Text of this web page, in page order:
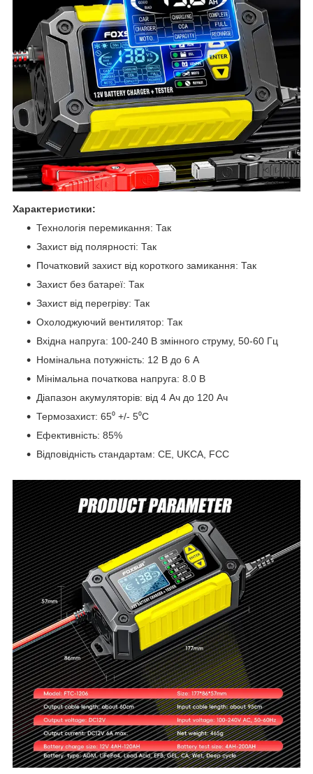
Характеристики:
Технологія перемикання: Так
Захист від полярності: Так
Початковий захист від короткого замикання: Так
Захист без батареї: Так
Захист від перегріву: Так
Охолоджуючий вентилятор: Так
Вхідна напруга: 100-240 В змінного струму, 50-60 Гц
Номінальна потужність: 12 В до 6 А
Мінімальна початкова напруга: 8.0 В
Діапазон акумуляторів: від 4 Ач до 120 Ач
Термозахист: 65⁰ +/- 5⁰C
Ефективність: 85%
Відповідність стандартам: CE, UKCA, FCC